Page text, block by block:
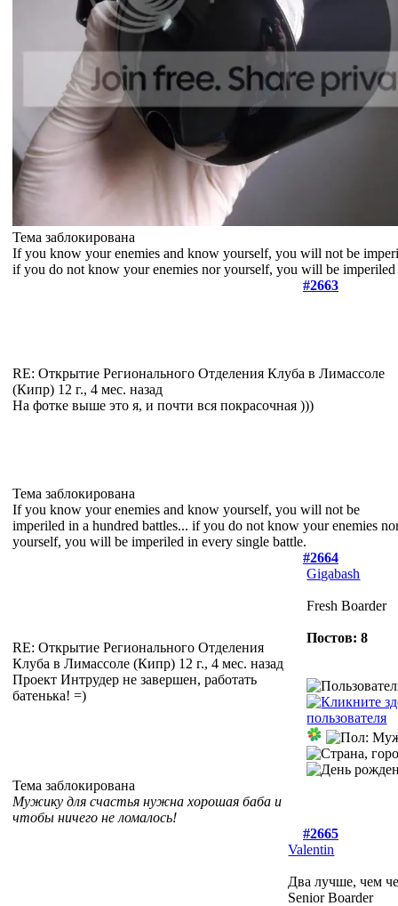
Тема заблокирована
If you know your enemies and know yourself, you will not be
if you do not know your enemies nor yourself, you will be
#2663
RE: Открытие Регионального Отделения Клуба в Лимассоле
(Кипр) 12 г., 4 мес. назад
На фотке выше это я, и почти вся покрасочная )))
Тема заблокирована
If you know your enemies and know yourself, you will not be
imperiled in a hundred battles... if you do not know your enemies
yourself, you will be imperiled in every single battle.
#2664
RE: Открытие Регионального Отделения
Клуба в Лимассоле (Кипр) 12 г., 4 мес. назад
Проект Интрудер не завершен, работать
батенька! =)
Gigabash
Fresh Boarder
Постов: 8
Тема заблокирована
Мужику для счастья нужна хорошая баба и
чтобы ничего не ломалось!
#2665
Valentin
Два лучше, чем
Senior Boarder